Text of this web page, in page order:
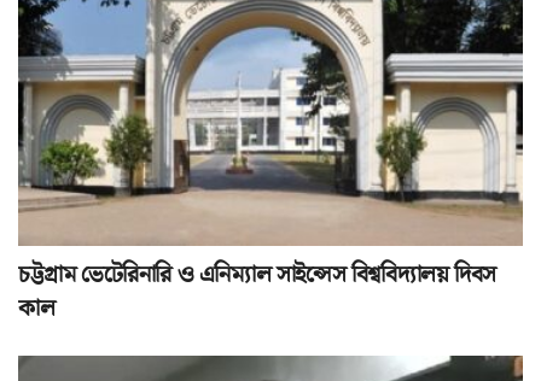
চট্টগ্রাম ভেটেরিনারি ও এনিম্যাল সাইন্সেস বিশ্ববিদ্যালয় দিবস
কাল